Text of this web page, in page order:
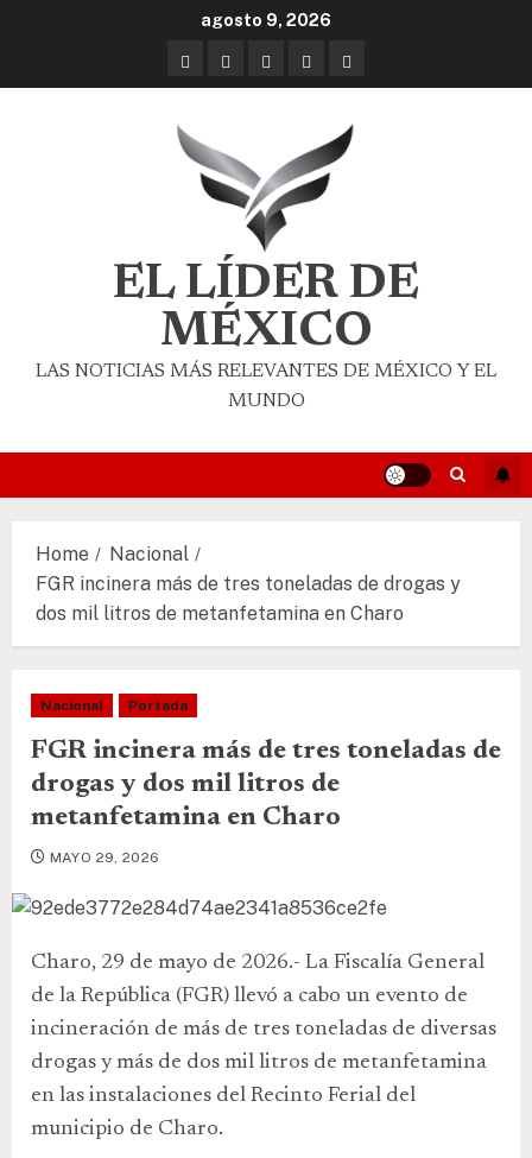
agosto 9, 2026
EL LÍDER DE
MÉXICO
LAS NOTICIAS MÁS RELEVANTES DE MÉXICO Y EL
MUNDO
Home
Nacional
FGR incinera más de tres toneladas de drogas y
dos mil litros de metanfetamina en Charo
Nacional Portada
FGR incinera más de tres toneladas de
drogas y dos mil litros de
metanfetamina en Charo
MAYO 29, 2026
Charo, 29 de mayo de 2026.- La Fiscalía General
de la República (FGR) llevó a cabo un evento de
incineración de más de tres toneladas de diversas
drogas y más de dos mil litros de metanfetamina
en las instalaciones del Recinto Ferial del
municipio de Charo.